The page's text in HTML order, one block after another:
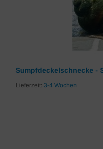
Sumpfdeckelschnecke -
Lieferzeit: 3-4 Wochen